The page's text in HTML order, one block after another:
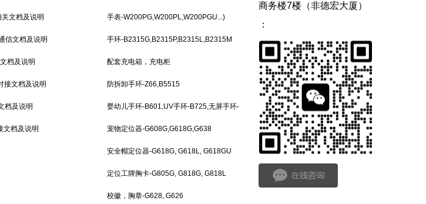
文档及说明
信文档及说明
档及说明
接文档及说明
档及说明
文档及说明
手表-W200PG,W200PL,W200PGU...)
手环-B2315G,B2315P,B2315L,B2315M
配套充电箱，充电柜
防拆卸手环-Z66,B5515
婴幼儿手环-B601,UV手环-B725,无屏手环-
G608G
宠物定位器-G608G,G618G,G638
安全帽定位器-G618G, G618L, G618GU
定位工牌胸卡-G805G, G818G, G818L
校徽，胸章-G628, G626
商务楼7楼（非德宏大厦）
：